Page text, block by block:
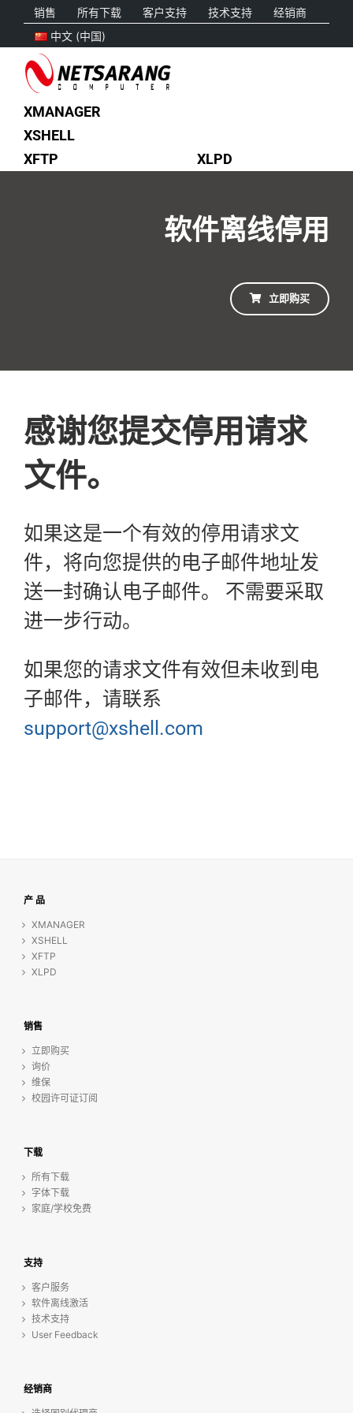
content
销售 所有下载 客户支持 技术支持
经销商
中文 (中国)
XMANAGER
XSHELL
XFTP
XLPD
软件离线停用
立即购买
感谢您提交停用请求
文件。
如果这是一个有效的停用请求文
件，将向您提供的电子邮件地址发
送一封确认电子邮件。 不需要采取
进一步行动。
如果您的请求文件有效但未收到电
子邮件，请联系
support@xshell.com
产 品
XMANAGER
XSHELL
XFTP
XLPD
销售
立即购买
询价
维保
校园许可证订阅
下载
所有下载
字体下载
家庭/学校免费
支持
客户服务
软件离线激活
技术支持
User Feedback
经销商